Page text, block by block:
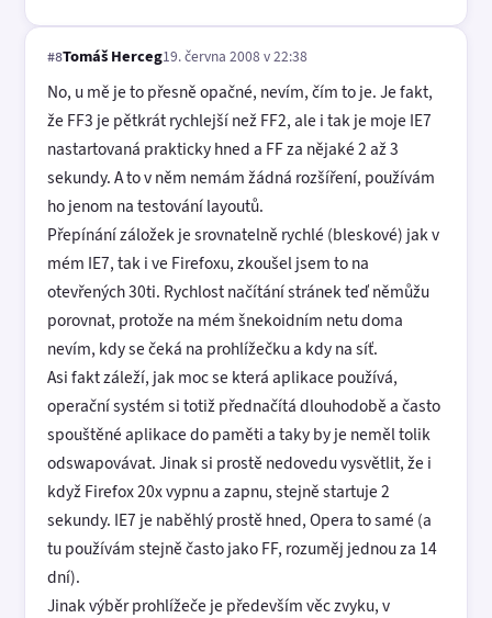
#8Tomáš Herceg19. června 2008 v 22:38
No, u mě je to přesně opačné, nevím, čím to je. Je fakt,
že FF3 je pětkrát rychlejší než FF2, ale i tak je moje IE7
nastartovaná prakticky hned a FF za nějaké 2 až 3
sekundy. A to v něm nemám žádná rozšíření, používám
ho jenom na testování layoutů.
Přepínání záložek je srovnatelně rychlé (bleskové) jak v
mém IE7, tak i ve Firefoxu, zkoušel jsem to na
otevřených 30ti. Rychlost načítání stránek teď němůžu
porovnat, protože na mém šnekoidním netu doma
nevím, kdy se čeká na prohlížečku a kdy na síť.
Asi fakt záleží, jak moc se která aplikace používá,
operační systém si totiž přednačítá dlouhodobě a často
spouštěné aplikace do paměti a taky by je neměl tolik
odswapovávat. Jinak si prostě nedovedu vysvětlit, že i
když Firefox 20x vypnu a zapnu, stejně startuje 2
sekundy. IE7 je naběhlý prostě hned, Opera to samé (a
tu používám stejně často jako FF, rozuměj jednou za 14
dní).
Jinak výběr prohlížeče je především věc zvyku, v